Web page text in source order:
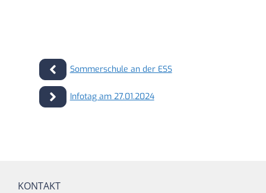
Sommerschule an der ESS
Infotag am 27.01.2024
KONTAKT